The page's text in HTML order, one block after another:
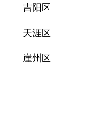
吉阳区
天涯区
崖州区